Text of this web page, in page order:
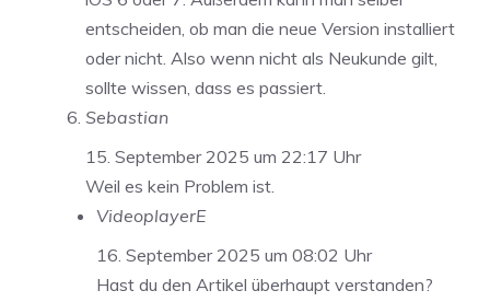
entscheiden, ob man die neue Version installiert
oder nicht. Also wenn nicht als Neukunde gilt,
sollte wissen, dass es passiert.
Sebastian
15. September 2025 um 22:17 Uhr
Weil es kein Problem ist.
VideoplayerE
16. September 2025 um 08:02 Uhr
Hast du den Artikel überhaupt verstanden?